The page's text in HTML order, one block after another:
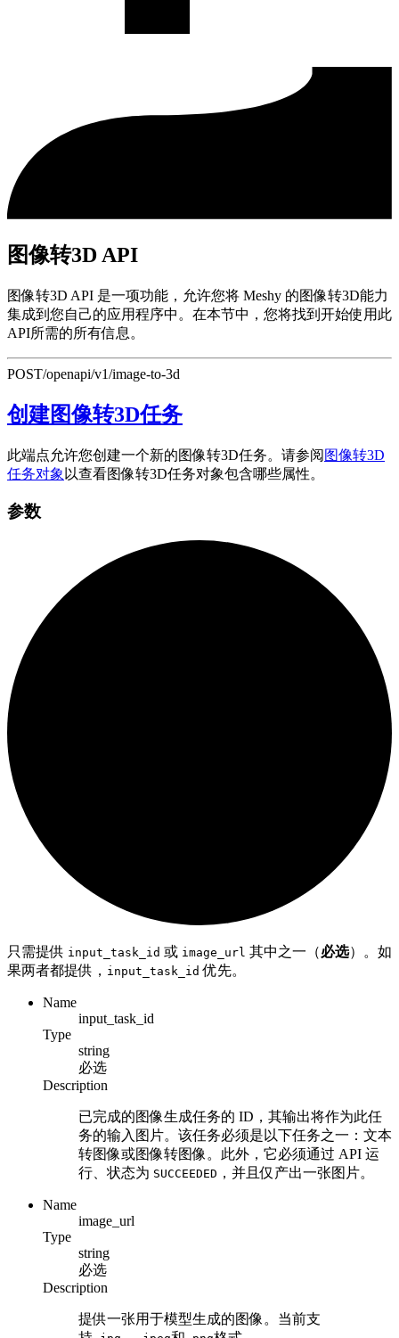
图像转3D API
图像转3D API 是一项功能，允许您将 Meshy 的图像转3D能力
集成到您自己的应用程序中。在本节中，您将找到开始使用此
API所需的所有信息。
POST/openapi/v1/image-to-3d
创建图像转3D任务
此端点允许您创建一个新的图像转3D任务。请参阅 图像转3D
任务对象 以查看图像转3D任务对象包含哪些属性。
参数
只需提供 input_task_id 或 image_url 其中之一（必选）。如
果两者都提供， input_task_id 优先。
Name
input_task_id
Type
string
必选
Description
已完成的图像生成任务的 ID，其输出将作为此任
务的输入图片。该任务必须是以下任务之一：文本
转图像或图像转图像。此外，它必须通过 API 运
行、状态为 SUCCEEDED ，并且仅产出一张图片。
Name
image_url
Type
string
必选
Description
提供一张用于模型生成的图像。当前支